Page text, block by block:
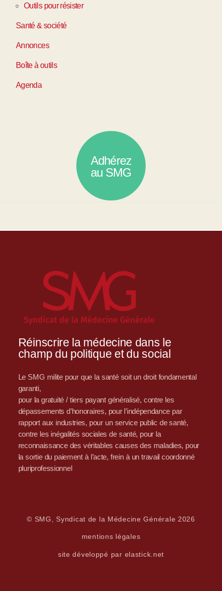
Outils pour résister
Santé & société
Annonces
Boîte à outils
Agenda
Adhérez
au SMG
Réinscrire la médecine dans le
champ du politique et du social
Le SMG milite pour que la santé soit un droit fondamental
garanti,
pour la gratuité / tiers payant généralisé, contre les
dépassements d’honoraires, pour l’indépendance par
rapport aux industries, pour un service public de santé,
contre les inégalités sociales de santé, pour la
reconnaissance des véritables causes des maladies, pour
la sortie du paiement à l’acte, frein à un travail coordonné
pluriprofessionnel
© SMG, Syndicat de la Médecine Générale 2026
mentions légales
site développé par elastick.net